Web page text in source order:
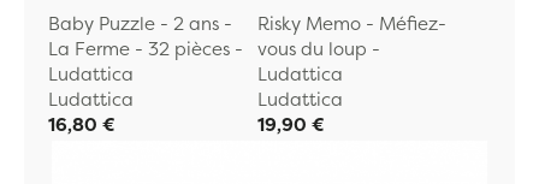
Baby Puzzle - 2 ans -
La Ferme - 32 pièces -
Ludattica
Ludattica
16,80 €
Risky Memo - Méfiez-
vous du loup -
Ludattica
Ludattica
19,90 €